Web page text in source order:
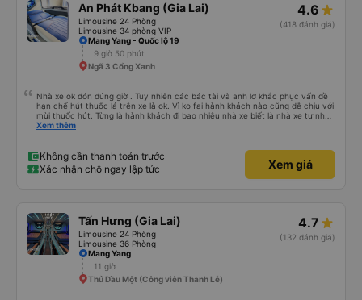
An Phát Kbang (Gia Lai)
Limousine 24 Phòng
Limousine 34 phòng VIP
4.6
(418 đánh giá)
Mang Yang - Quốc lộ 19
9 giờ 50 phút
Ngã 3 Cổng Xanh
Nhà xe ok đón đúng giờ . Tuy nhiên các bác tài và anh lơ khắc phục vấn đề
hạn chế hút thuốc lá trên xe là ok. Vì ko fai hành khách nào cũng dễ chịu với
mùi thuốc hút. Từng là hành khách đi bao nhiêu nhà xe biết là nhà xe tư nhân
, nhưng hãy theo cách vận hành của Phương Trang Busline, từ tổng đài cho
Xem thêm
Không cần thanh toán trước
Xác nhận chỗ ngay lập tức
Xem giá
Tấn Hưng (Gia Lai)
Limousine 24 Phòng
Limousine 36 Phòng
4.7
(132 đánh giá)
Mang Yang
11 giờ
Thủ Dầu Một (Công viên Thanh Lễ)